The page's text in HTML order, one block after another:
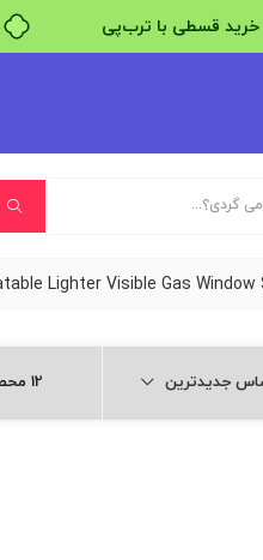
خرید قسطی با ترب‌پی
جدیدترین 12 محصولات در هر صفحه